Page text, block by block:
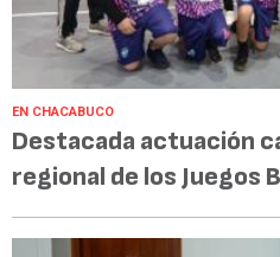
EN CHACABUCO
Destacada actuación
regional de los Juegos